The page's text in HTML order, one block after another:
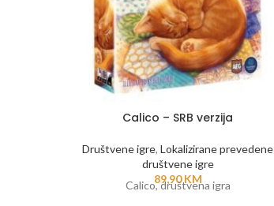
Calico – SRB verzija
Društvene igre, Lokalizirane prevedene
društvene igre
89,90KM
Calico, društvena igra